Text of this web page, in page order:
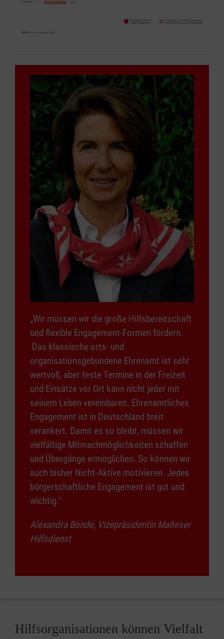
„Wir müssen wir die große Hilfsbereitschaft
und flexible Engagement-Formen fördern.
Das klassische orts- und
organisationsgebundene Ehrenamt ist sehr
wertvoll, aber feste Termine in der Freizeit
und Einsätze vor Ort kann nicht jeder mit
seinem Leben vereinbaren. Ehrenamtliches
Engagement ist in Deutschland breit
verankert. Damit es so bleibt, müssen wir
vielfältige Mitmachmöglichkeiten schaffen
und Übergänge ermöglichen. So können wir
auch bisher Nicht-Aktive motivieren. Jedes
bürgerschaftliche Engagement ist gut und
wichtig.“
Alexandra Bonde, Vizepräsidentin Malteser
Hilfsdienst
Hilfsorganisationen können Vielfalt